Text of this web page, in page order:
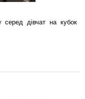
серед дівчат на кубок